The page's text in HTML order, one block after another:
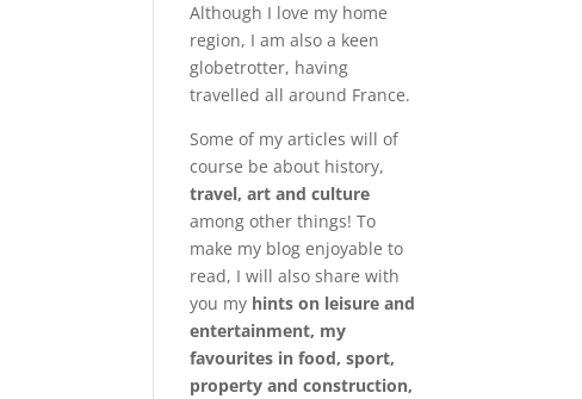
Although I love my home
region, I am also a keen
globetrotter, having
travelled all around France.
Some of my articles will of
course be about history,
travel, art and culture
among other things! To
make my blog enjoyable to
read, I will also share with
you my hints on leisure and
entertainment, my
favourites in food, sport,
property and construction,